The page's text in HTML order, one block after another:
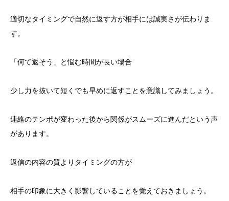
適切なタイミングで自然に返す方が相手には誠実さが伝わりま
す。
「何て返そう」と悩む時間が長い場合
少し力を抜いて短くでも早めに返すことを意識してみましょう。
連絡のテンポが変わった後から関係がスムーズに進んだという声
があります。
返信の内容の質よりタイミングの方が
相手の印象に大きく影響していることを覚えておきましょう。